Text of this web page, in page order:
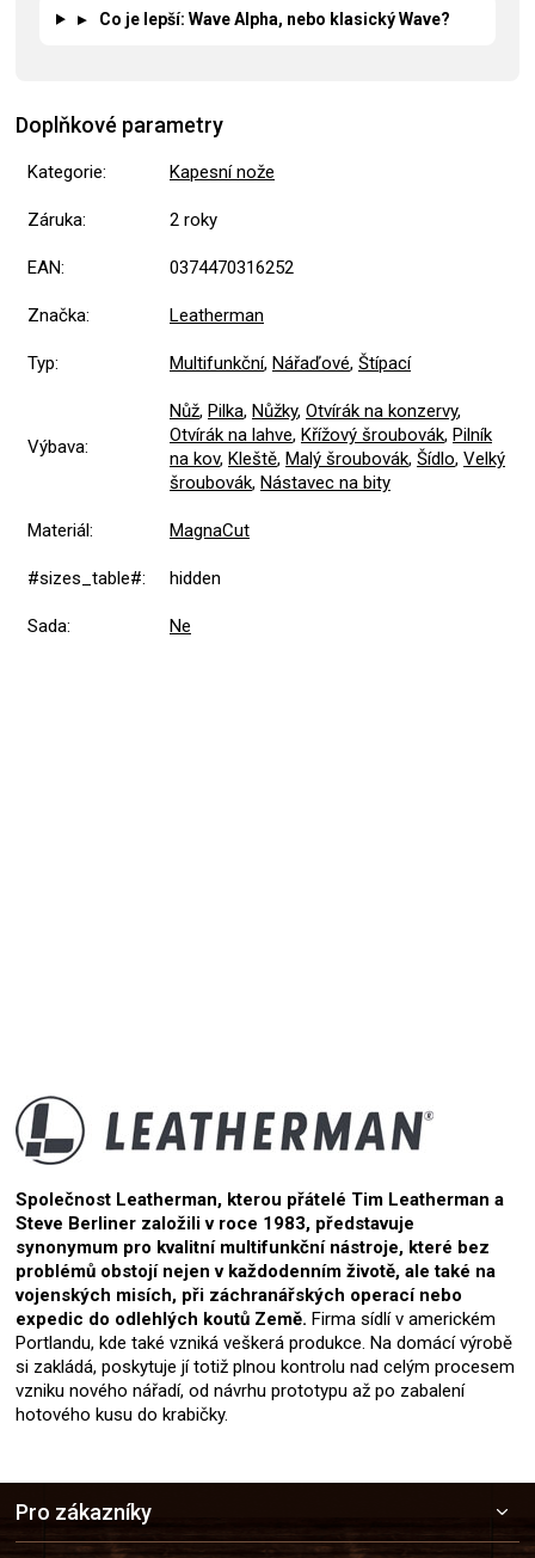
▸ Co je lepší: Wave Alpha, nebo klasický Wave?
Doplňkové parametry
Kategorie: Kapesní nože
Záruka: 2 roky
EAN: 0374470316252
Značka: Leatherman
Typ: Multifunkční, Nářaďové, Štípací
Výbava:
Nůž, Pilka, Nůžky, Otvírák na konzervy,
Otvírák na lahve, Křížový šroubovák, Pilník
na kov, Kleště, Malý šroubovák, Šídlo, Velký
šroubovák, Nástavec na bity
Materiál: MagnaCut
#sizes_table#: hidden
Sada: Ne
Společnost Leatherman, kterou přátelé Tim Leatherman a
Steve Berliner založili v roce 1983, představuje
synonymum pro kvalitní multifunkční nástroje, které bez
problémů obstojí nejen v každodenním životě, ale také na
vojenských misích, při záchranářských operací nebo
expedic do odlehlých koutů Země. Firma sídlí v americkém
Portlandu, kde také vzniká veškerá produkce. Na domácí výrobě
si zakládá, poskytuje jí totiž plnou kontrolu nad celým procesem
vzniku nového nářadí, od návrhu prototypu až po zabalení
hotového kusu do krabičky.
Pro zákazníky